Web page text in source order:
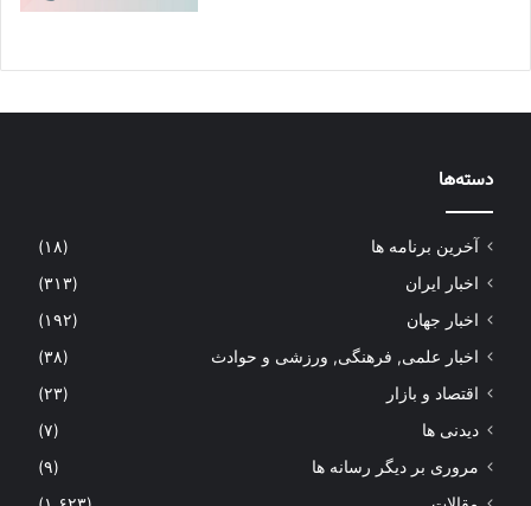
دسته‌ها
آخرین برنامه ها
(۱۸)
اخبار ایران
(۳۱۳)
اخبار جهان
(۱۹۲)
اخبار علمی, فرهنگی, ورزشی و حوادث
(۳۸)
اقتصاد و بازار
(۲۳)
دیدنی ها
(۷)
مروری بر دیگر رسانه ها
(۹)